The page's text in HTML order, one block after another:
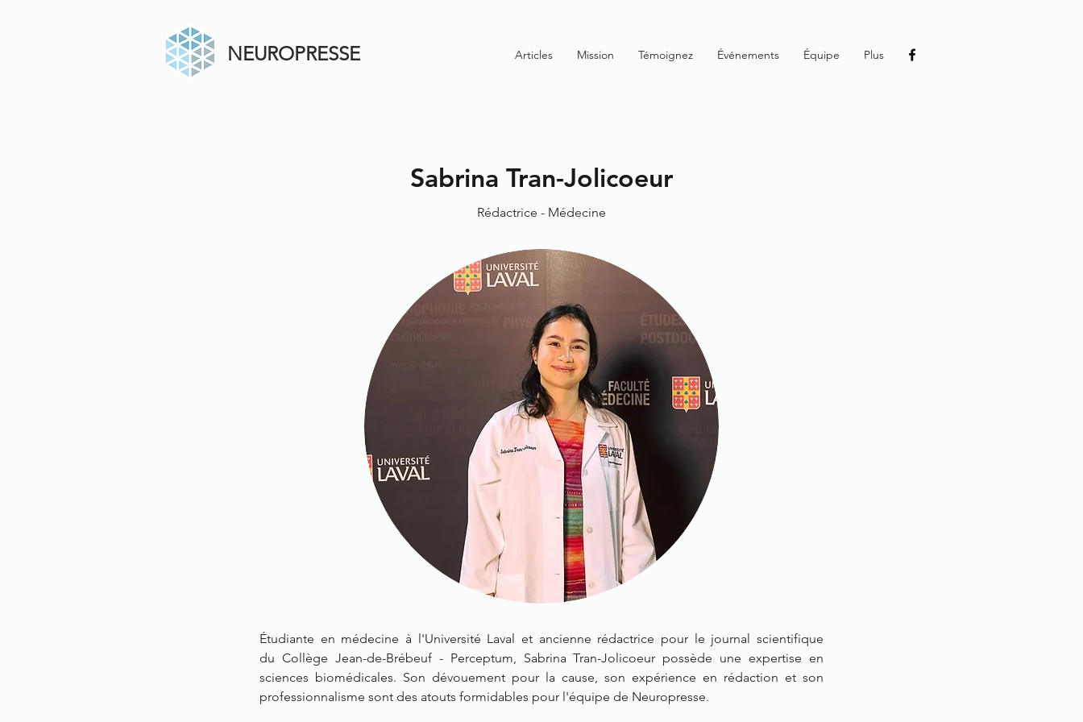
NEUROPRESSE Articles Mission Témoignez Événements Équipe Plus
Sabrina Tran-Jolicoeur
Rédactrice - Médecine
Étudiante en médecine à l'Université Lavalet ancienne rédactrice pour le journal scientifique
du Collège Jean-de-Brébeuf - Perceptum, Sabrina Tran-Jolicoeur possède une expertise en
sciences biomédicales. Son dévouement pour la cause, son expérience en rédaction et son
professionnalisme sont des atouts formidables pour l'équipe de Neuropresse.